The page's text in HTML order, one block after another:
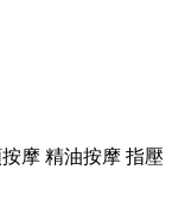
摩精油按摩指壓